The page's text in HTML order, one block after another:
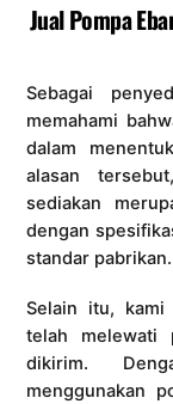
Jual Pompa
Sebagai
memahami
dalam
alasan
sediakan
dengan
standar pabrikan.
Selain itu, kami
telah melewati
dikirim.
menggunakan